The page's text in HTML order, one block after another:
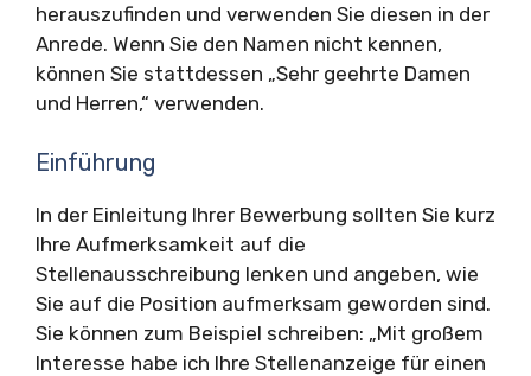
herauszufinden und verwenden Sie diesen in der
Anrede. Wenn Sie den Namen nicht kennen,
können Sie stattdessen „Sehr geehrte Damen
und Herren,“ verwenden.
Einführung
In der Einleitung Ihrer Bewerbung sollten Sie kurz
Ihre Aufmerksamkeit auf die
Stellenausschreibung lenken und angeben, wie
Sie auf die Position aufmerksam geworden sind.
Sie können zum Beispiel schreiben: „Mit großem
Interesse habe ich Ihre Stellenanzeige für einen